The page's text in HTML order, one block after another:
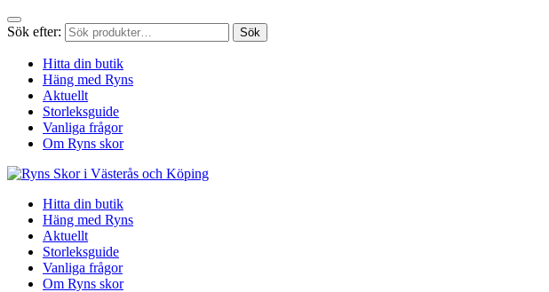
Sök efter: Sök
Hitta din butik
Häng med Ryns
Aktuellt
Storleksguide
Vanliga frågor
Om Ryns skor
Hitta din butik
Häng med Ryns
Aktuellt
Storleksguide
Vanliga frågor
Om Ryns skor